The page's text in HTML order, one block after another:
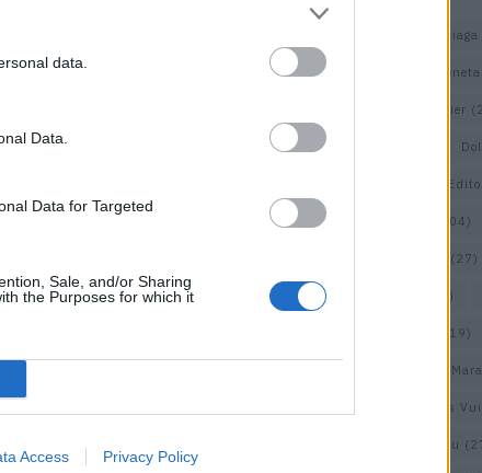
data.
Data.
Data for Targeted
Sale, and/or Sharing
the Purposes for which it
Access Privacy Policy
Rare Bilder und
wollen.
Balenciaga
Berlin(30) Bottega Veneta
Cartier
COS (21)
Falke (36) (104)
(27)
Gucci (72) (17)
(19)
Isabel
Louis
Miu Miu